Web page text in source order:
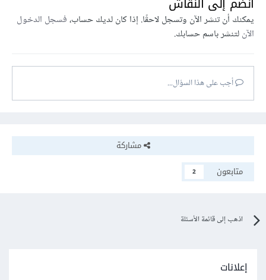
يمكنك أن تنشر الآن وتسجل لاحقًا. إذا كان لديك حساب،فسجل الدخول
الآنلتنشر باسم حسابك.
أجب على هذا السؤال...
مشاركة
متابعون
2
اذهب إلى قائمة الأسئلة
إعلانات